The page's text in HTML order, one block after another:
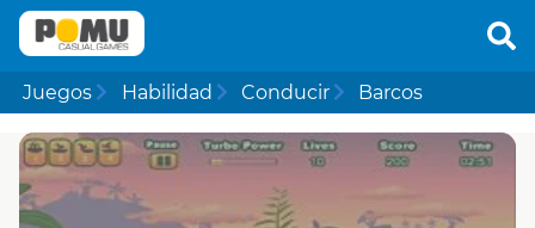
Juegos Habilidad Conducir Barcos